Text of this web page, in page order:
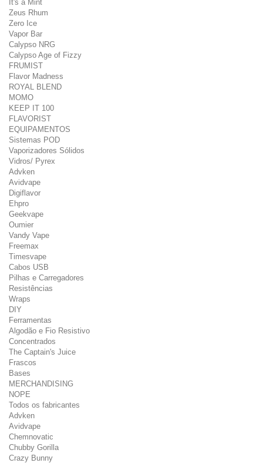
It's a Mint
Zeus Rhum
Zero Ice
Vapor Bar
Calypso NRG
Calypso Age of Fizzy
FRUMIST
Flavor Madness
ROYAL BLEND
MOMO
KEEP IT 100
FLAVORIST
EQUIPAMENTOS
Sistemas POD
Vaporizadores Sólidos
Vidros/ Pyrex
Advken
Avidvape
Digiflavor
Ehpro
Geekvape
Oumier
Vandy Vape
Freemax
Timesvape
Cabos USB
Pilhas e Carregadores
Resistências
Wraps
DIY
Ferramentas
Algodão e Fio Resistivo
Concentrados
The Captain's Juice
Frascos
Bases
MERCHANDISING
NOPE
Todos os fabricantes
Advken
Avidvape
Chemnovatic
Chubby Gorilla
Crazy Bunny